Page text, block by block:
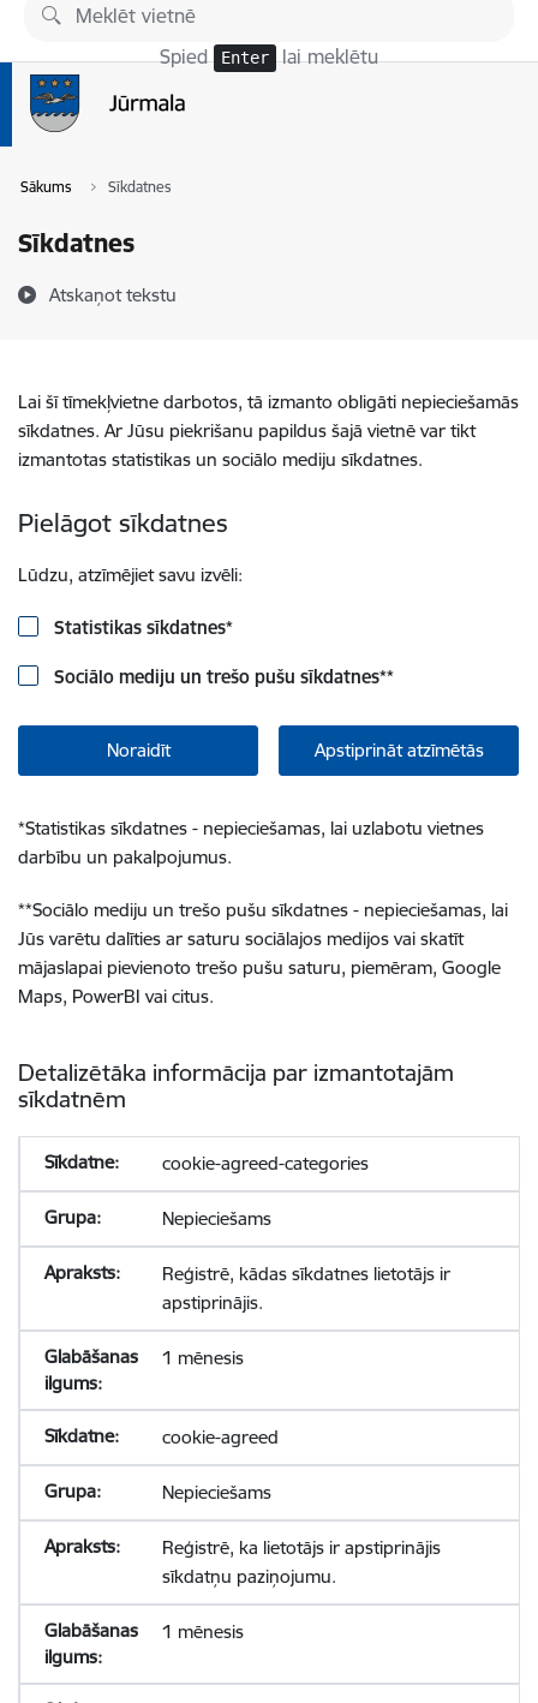
Pāriet uz lapas saturu
Spied Enter lai meklētu
Sākums Sīkdatnes
Sīkdatnes
Atskaņot tekstu
Lai šī tīmekļvietne darbotos, tā izmanto obligāti nepieciešamās
sīkdatnes. Ar Jūsu piekrišanu papildus šajā vietnē var tikt
izmantotas statistikas un sociālo mediju sīkdatnes.
Pielāgot sīkdatnes
Lūdzu, atzīmējiet savu izvēli:
Statistikas sīkdatnes*
Sociālo mediju un trešo pušu sīkdatnes**
Noraidīt Apstiprināt atzīmētās
*Statistikas sīkdatnes - nepieciešamas, lai uzlabotu vietnes
darbību un pakalpojumus.
**Sociālo mediju un trešo pušu sīkdatnes - nepieciešamas, lai
Jūs varētu dalīties ar saturu sociālajos medijos vai skatīt
mājaslapai pievienoto trešo pušu saturu, piemēram, Google
Maps, PowerBI vai citus.
Detalizētāka informācija par izmantotajām
sīkdatnēm
cookie-agreed-categories
Nepieciešams
Reģistrē, kādas sīkdatnes lietotājs ir
apstiprinājis.
1 mēnesis
cookie-agreed
Nepieciešams
Reģistrē, ka lietotājs ir apstiprinājis
sīkdatņu paziņojumu.
1 mēnesis